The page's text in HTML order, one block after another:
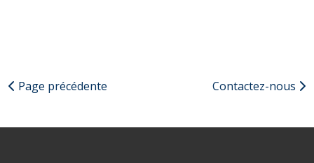
Page précédente Contactez-nous